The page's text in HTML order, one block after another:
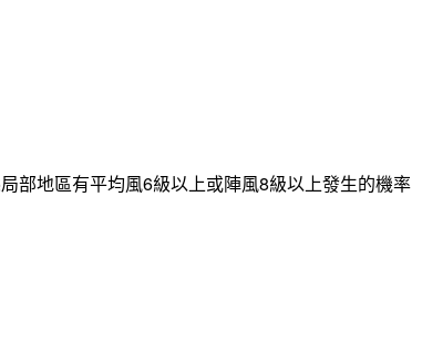
部地區有平均風6級以上或陣風8級以上發生的機率